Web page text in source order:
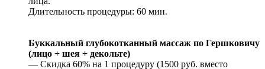
Длительность процедуры: 60 мин.
Буккальный глубокотканный массаж по Гершковичу
(лицо + шея + декольте)
— Скидка 60% на 1 процедуру (1500 руб. вместо